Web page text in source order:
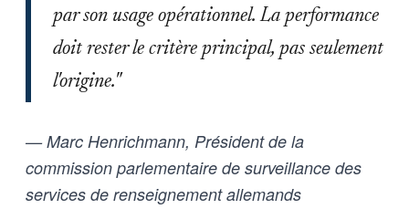
par son usage opérationnel. La performance
doit rester le critère principal, pas seulement
l'origine."
— Marc Henrichmann, Président de la
commission parlementaire de surveillance des
services de renseignement allemands